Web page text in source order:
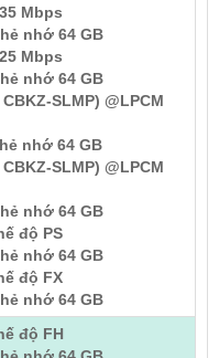
Mbps
nhớ 64 GB
Mbps
nhớ 64 GB
SLMP) @LPCM
nhớ 64 GB
SLMP) @LPCM
nhớ 64 GB
độ PS
nhớ 64 GB
độ FX
nhớ 64 GB
độ FH